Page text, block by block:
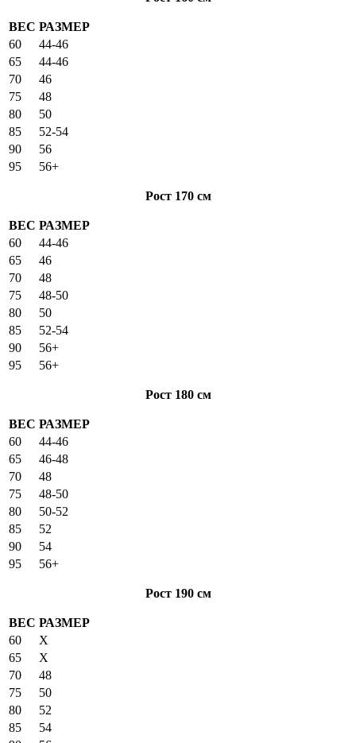
ВЕС РАЗМЕР
60
44-46
65
44-46
70
46
75
48
80
50
85
52-54
90
56
95
56+
Рост 170 см
ВЕС РАЗМЕР
60
44-46
65
46
70
48
75
48-50
80
50
85
52-54
90
56+
95
56+
Рост 180 см
ВЕС РАЗМЕР
60
44-46
65
46-48
70
48
75
48-50
80
50-52
85
52
90
54
95
56+
Рост 190 см
ВЕС РАЗМЕР
60
X
65
X
70
48
75
50
80
52
85
54